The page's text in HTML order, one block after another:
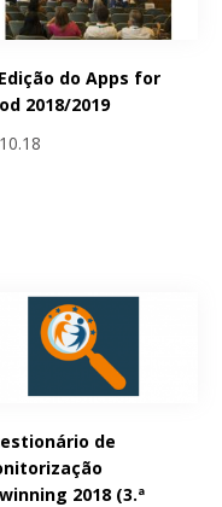
do Apps for
2018/2019
de
2018 (3.ª